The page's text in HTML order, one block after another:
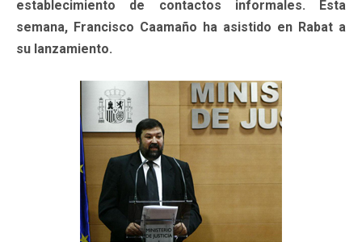
establecimiento de contactos informales. Esta
semana, Francisco Caamaño ha asistido en Rabat a
su lanzamiento.